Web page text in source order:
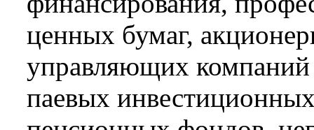
ценных бумаг,
управляющих
паевых